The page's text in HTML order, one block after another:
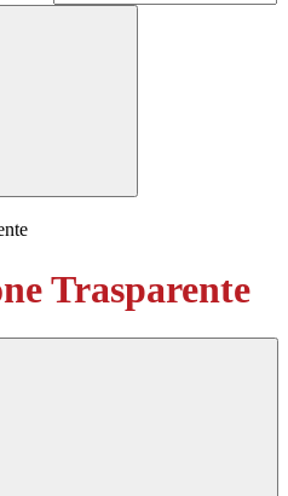
Trasparente